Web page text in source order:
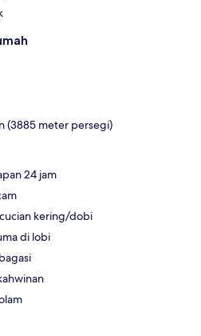
(3885 meter persegi)
24 jam
kering/dobi
di lobi